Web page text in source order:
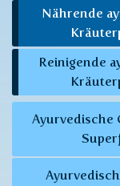
Nährende
Reinigende
Ayurvedische